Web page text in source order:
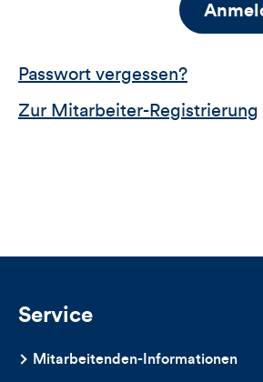
Passwort vergessen?
Zur Mitarbeiter-Registrierung
Service
Mitarbeitenden-Informationen